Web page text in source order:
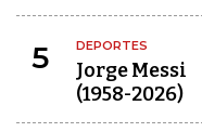
5 DEPORTES
Jorge Messi
(1958-2026)